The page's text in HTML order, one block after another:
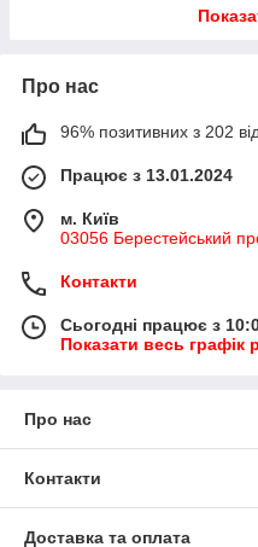
Про нас
96% позитивних з 202
Працює з 13.01.2024
м. Київ
03056 Берестейський
Контакти
Сьогодні працює з
Показати весь графік
Про нас
Контакти
Доставка та оплата